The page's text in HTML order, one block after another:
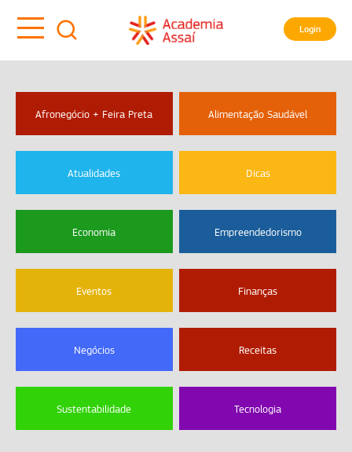
Login
Afronegócio + Feira Preta Alimentação Saudável
Atualidades Dicas
Economia Empreendedorismo
Eventos Finanças
Negócios Receitas
Sustentabilidade Tecnologia